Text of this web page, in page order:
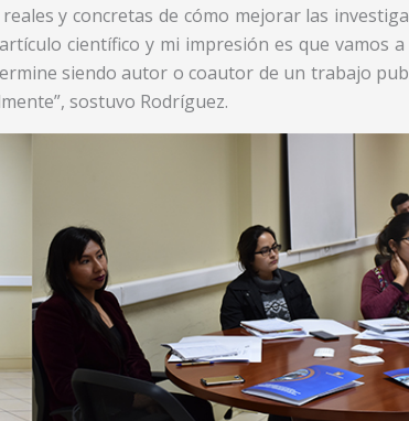
y concretas de cómo mejorar las
científico y mi impresión es que vamos
siendo autor o coautor de un trabajo
sostuvo Rodríguez.